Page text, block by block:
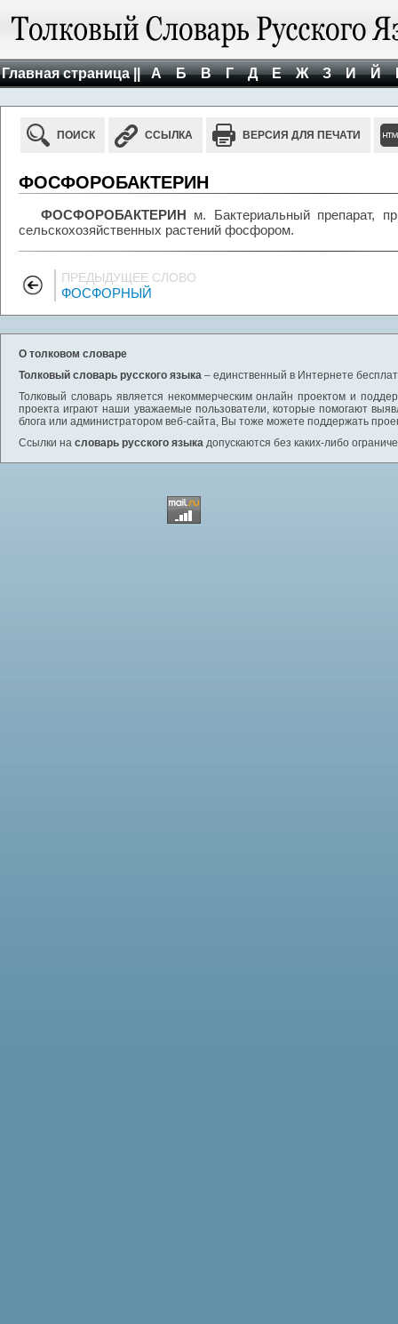
Главная страница || А Б В Г Д Е Ж З И Й
ПОИСК ССЫЛКА ВЕРСИЯ ДЛЯ ПЕЧАТИ
ФОСФОРОБАКТЕРИН
ФОСФОРОБАКТЕРИН м. Бактериальный препарат,
сельскохозяйственных растений фосфором.
ПРЕДЫДУЩЕЕ СЛОВО
ФОСФОРНЫЙ
О толковом словаре
Толковый словарь русского языка – единственный в Интернете
Толковый словарь является некоммерческим онлайн проектом и
проекта играют наши уважаемые пользователи, которые помогают
блога или администратором веб-сайта, Вы тоже можете поддержать
Ссылки на словарь русского языка допускаются без каких-либо